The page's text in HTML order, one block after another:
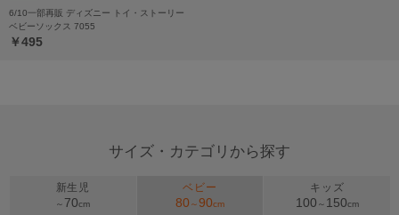
6/10一部再販 ディズニー トイ・ストーリー
ベビーソックス 7055
￥495
サイズ・カテゴリから探す
新生児
～ 70cm
ベビー
80 ～90cm
キッズ
100 ～ 150cm